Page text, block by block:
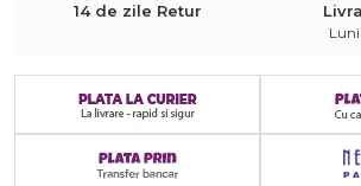
14 de zile Retur